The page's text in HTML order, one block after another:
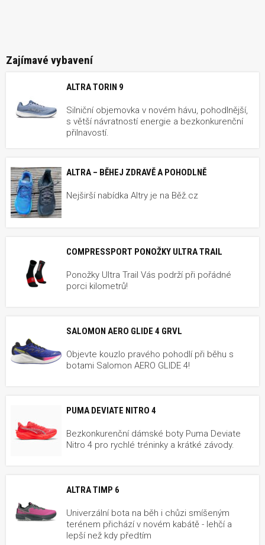
Zajímavé vybavení
ALTRA TORIN 9
Silniční objemovka v novém hávu, pohodlnější,
s větší návratností energie a bezkonkurenční
přilnavostí.
ALTRA – BĚHEJ ZDRAVĚ A POHODLNĚ
Nejširší nabídka Altry je na Běž.cz
COMPRESSPORT PONOŽKY ULTRA TRAIL
Ponožky Ultra Trail Vás podrží při pořádné
porci kilometrů!
SALOMON AERO GLIDE 4 GRVL
Objevte kouzlo pravého pohodlí při běhu s
botami Salomon AERO GLIDE 4!
PUMA DEVIATE NITRO 4
Bezkonkurenční dámské boty Puma Deviate
Nitro 4 pro rychlé tréninky a krátké závody.
ALTRA TIMP 6
Univerzální bota na běh i chůzi smíšeným
terénem přichází v novém kabátě - lehčí a
lepší než kdy předtím